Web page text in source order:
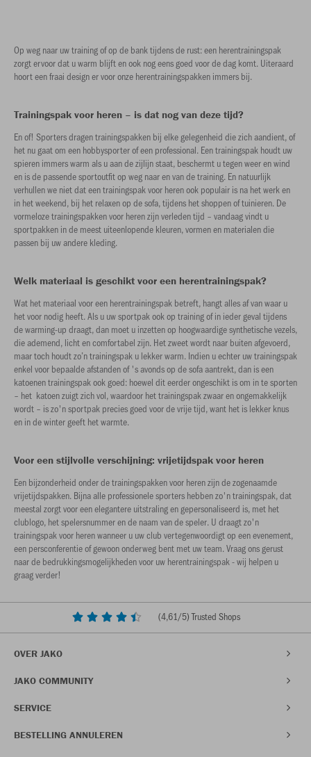
Op weg naar uw training of op de bank tijdens de rust: een herentrainingspak
zorgt ervoor dat u warm blijft en ook nog eens goed voor de dag komt. Uiteraard
hoort een fraai design er voor onze herentrainingspakken immers bij.
Trainingspak voor heren – is dat nog van deze tijd?
En of! Sporters dragen trainingspakken bij elke gelegenheid die zich aandient, of
het nu gaat om een hobbysporter of een professional. Een trainingspak houdt uw
spieren immers warm als u aan de zijlijn staat, beschermt u tegen weer en wind
en is de passende sportoutfit op weg naar en van de training. En natuurlijk
verhullen we niet dat een trainingspak voor heren ook populair is na het werk en
in het weekend, bij het relaxen op de sofa, tijdens het shoppen of tuinieren. De
vormeloze trainingspakken voor heren zijn verleden tijd – vandaag vindt u
sportpakken in de meest uiteenlopende kleuren, vormen en materialen die
passen bij uw andere kleding.
Welk materiaal is geschikt voor een herentrainingspak?
Wat het materiaal voor een herentrainingspak betreft, hangt alles af van waar u
het voor nodig heeft. Als u uw sportpak ook op training of in ieder geval tijdens
de warming-up draagt, dan moet u inzetten op hoogwaardige synthetische vezels,
die ademend, licht en comfortabel zijn. Het zweet wordt naar buiten afgevoerd,
maar toch houdt zo’n trainingspak u lekker warm. Indien u echter uw trainingspak
enkel voor bepaalde afstanden of 's avonds op de sofa aantrekt, dan is een
katoenen trainingspak ook goed: hoewel dit eerder ongeschikt is om in te sporten
– het katoen zuigt zich vol, waardoor het trainingspak zwaar en ongemakkelijk
wordt – is zo'n sportpak precies goed voor de vrije tijd, want het is lekker knus
en in de winter geeft het warmte.
Voor een stijlvolle verschijning: vrijetijdspak voor heren
Een bijzonderheid onder de trainingspakken voor heren zijn de zogenaamde
vrijetijdspakken. Bijna alle professionele sporters hebben zo'n trainingspak, dat
meestal zorgt voor een elegantere uitstraling en gepersonaliseerd is, met het
clublogo, het spelersnummer en de naam van de speler. U draagt zo'n
trainingspak voor heren wanneer u uw club vertegenwoordigt op een evenement,
een persconferentie of gewoon onderweg bent met uw team. Vraag ons gerust
naar de bedrukkingsmogelijkheden voor uw herentrainingspak - wij helpen u
graag verder!
(4,61/5) Trusted Shops
OVER JAKO
JAKO COMMUNITY
SERVICE
BESTELLING ANNULEREN